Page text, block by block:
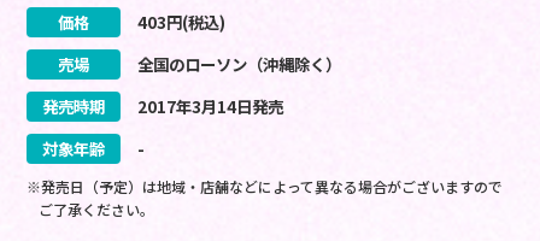
価格 403円(税込)
売場
全国のローソン（沖縄除く）
発売時期
2017年3月14日発売
対象年齢
-
※発売日（予定）は地域・店舗などによって異なる場合がございますので
ご了承ください。